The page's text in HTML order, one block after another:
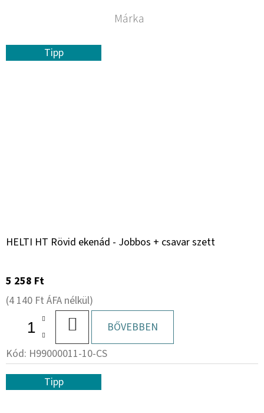
Márka
Tipp
HELTI HT Rövid ekenád - Jobbos + csavar szett
5 258 Ft
(4 140 Ft ÁFA nélkül)
KOSÁRBABŐVEBBEN
Kód: H99000011-10-CS
Tipp